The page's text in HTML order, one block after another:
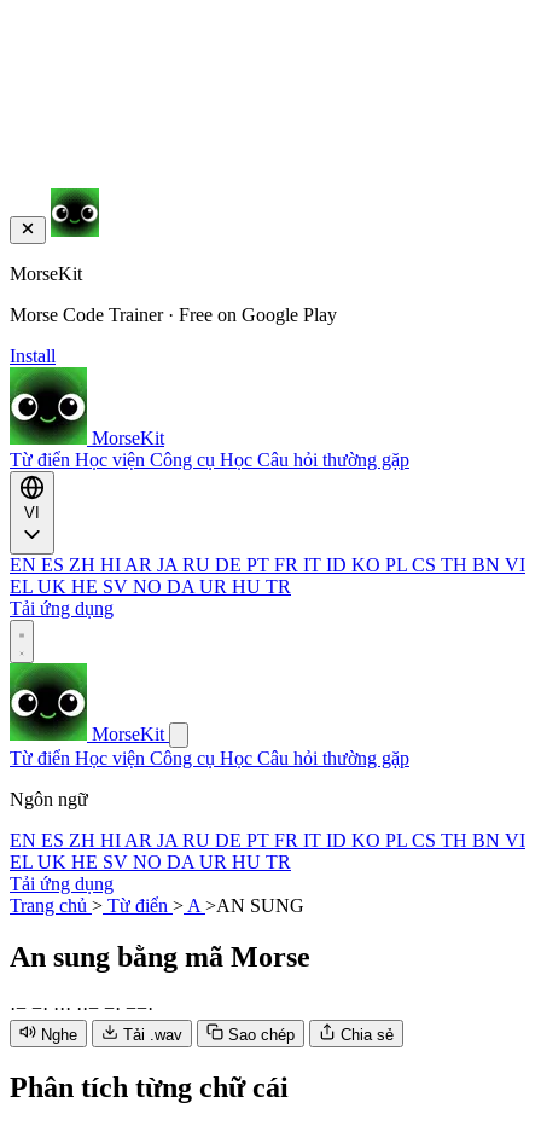
MorseKit
Morse Code Trainer · Free on Google Play
Install
MorseKit
Từ điển Học viện Công cụ Học Câu hỏi thường gặp
EN ES ZH HI AR JA RU DE PT FR IT ID KO PL CS TH BN VI
EL UK HE SV NO DA UR HU TR
Tải ứng dụng
MorseKit
Từ điển Học viện Công cụ Học Câu hỏi thường gặp
Ngôn ngữ
EN ES ZH HI AR JA RU DE PT FR IT ID KO PL CS TH BN VI
EL UK HE SV NO DA UR HU TR
Tải ứng dụng
Trang chủ > Từ điển > A >AN SUNG
An sung bằng mã Morse
·− −· ··· ··− −· −−·
Nghe Tải .wav Sao chép Chia sẻ
Phân tích từng chữ cái